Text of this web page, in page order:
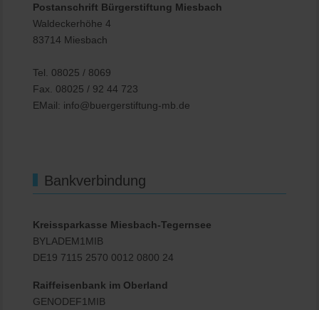
Postanschrift Bürgerstiftung Miesbach
Waldeckerhöhe 4
83714 Miesbach
Tel. 08025 / 8069
Fax. 08025 / 92 44 723
EMail: info@buergerstiftung-mb.de
Bankverbindung
Kreissparkasse Miesbach-Tegernsee
BYLADEM1MIB
DE19 7115 2570 0012 0800 24
Raiffeisenbank im Oberland
GENODEF1MIB